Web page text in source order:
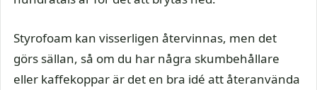
Styrofoam kan visserligen återvinnas, men det
görs sällan, så om du har några skumbehållare
eller kaffekoppar är det en bra idé att återanvända